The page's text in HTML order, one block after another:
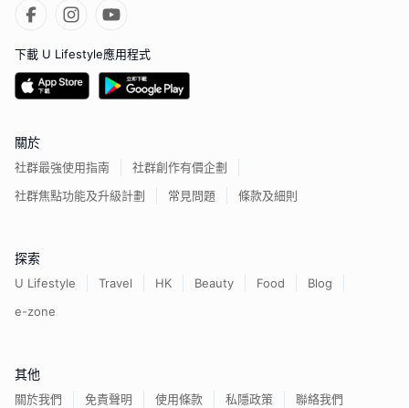
下載 U Lifestyle應用程式
關於
社群最強使用指南
社群創作有價企劃
社群焦點功能及升級計劃
常見問題 條款及細則
探索
U Lifestyle Travel HK Beauty Food
Blog
e-zone
其他
關於我們 免責聲明 使用條款 私隱政策 聯絡我們